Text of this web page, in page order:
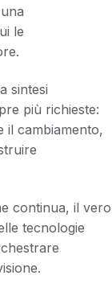
le
sintesi
più richieste:
il cambiamento,
continua, il vero
tecnologie